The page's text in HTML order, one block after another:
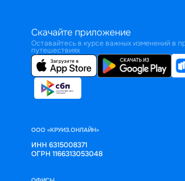
Скачайте приложение
Оставайтесь в курсе важных изменений в
путешествиях
ООО «КРУИЗ.ОНЛАЙН»
ИНН 6315008371
ОГРН 1166313053048